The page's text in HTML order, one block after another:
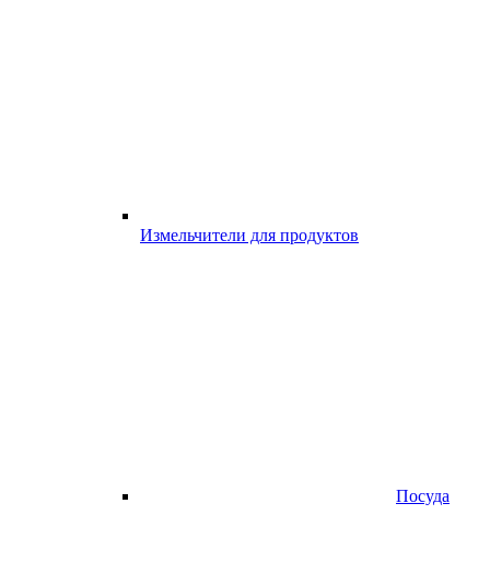
Измельчители для продуктов
Посуда